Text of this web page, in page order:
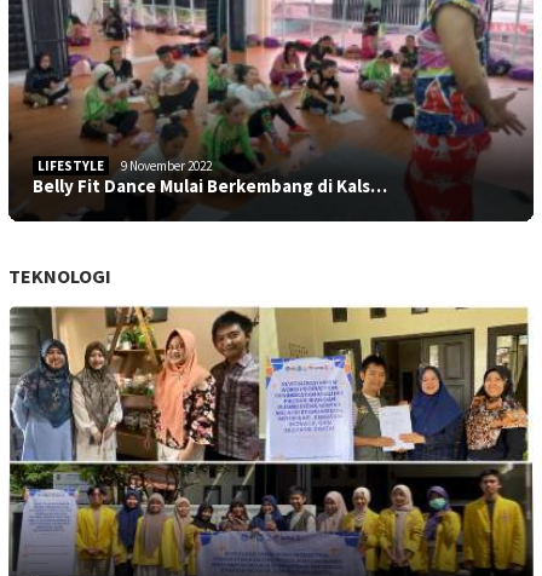
LIFESTYLE 9 November 2022
Belly Fit Dance Mulai Berkembang di Kals…
TEKNOLOGI